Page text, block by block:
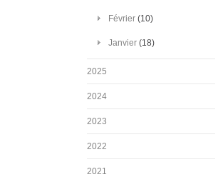
Février (10)
Janvier (18)
2025
2024
2023
2022
2021